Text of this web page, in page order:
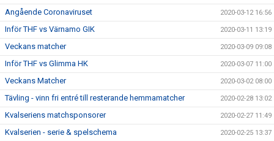
Angående Coronaviruset 2020-03-12 16:56
Inför THF vs Värnamo GIK 2020-03-11 13:19
Veckans matcher 2020-03-09 09:08
Inför THF vs Glimma HK 2020-03-07 11:00
Veckans Matcher 2020-03-02 08:00
Tävling - vinn fri entré till resterande hemmamatcher 2020-02-28 13:02
Kvalseriens matchsponsorer 2020-02-27 11:49
Kvalserien - serie & spelschema 2020-02-25 13:37